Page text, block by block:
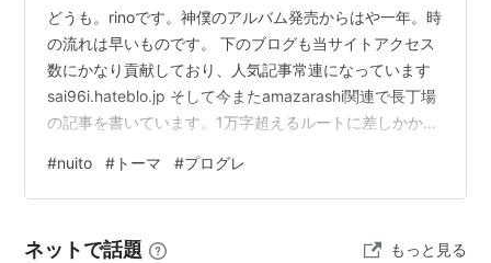
どうも。rinoです。神僕のアルバム発売からはや一年。時
の流れは早いものです。 下のブログも当サイトアクセス
数にかなり貢献しており、人気記事常連になっています
sai96i.hateblo.jp そして今またamazarashi関連で長丁場
の記事を書いています。1万字超えるルートに差しかかっ
んが) (ここだけの話、amazarashiの記事には構想から書
き直しの連続で1年かかりました) sai96i.hateblo.jp タイ
するので心の中でも突っ込まないでください。 本編
#nuito # トーマ #プログレ
ネットで話題 もっと見る